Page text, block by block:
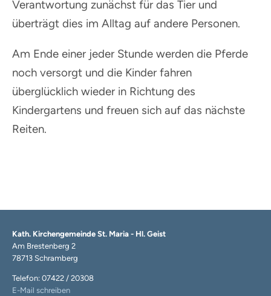
Verantwortung zunächst für das Tier und
überträgt dies im Alltag auf andere Personen.
Am Ende einer jeder Stunde werden die Pferde
noch versorgt und die Kinder fahren
überglücklich wieder in Richtung des
Kindergartens und freuen sich auf das nächste
Reiten.
Kath. Kirchengemeinde St. Maria - Hl. Geist
Am Brestenberg 2
78713 Schramberg
Telefon: 07422 / 20308
E-Mail schreiben